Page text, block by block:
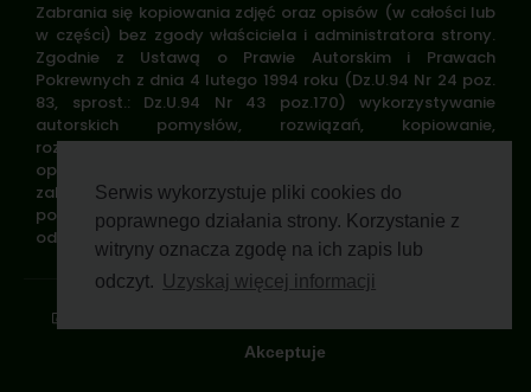
Serwis wykorzystuje pliki cookies do
poprawnego działania strony. Korzystanie z
witryny oznacza zgodę na ich zapis lub
odczyt.
Uzyskaj więcej informacji
Akceptuje
Zabrania się kopiowania zdjęć oraz opisów (w całości lub
w części) bez zgody właściciela i administratora strony.
Zgodnie z Ustawą o Prawie Autorskim i Prawach
Pokrewnych z dnia 4 lutego 1994 roku (Dz.U.94 Nr 24 poz.
83, sprost.: Dz.U.94 Nr 43 poz.170) wykorzystywanie
autorskich pomysłów, rozwiązań, kopiowanie,
rozpowszechnianie zdjęć, fragmentów grafiki, tekstów
opisów w celach zarobkowych, bez zezwolenia autora jest
zabronione i stanowi naruszenie praw autorskich oraz
podlega karze. Znaki towarowe i graficzne są własnością
odpowiednich firm i/lub instytucji.
© 2026 Polski Związek Łowiecki. All rights reserved
Wsparcie GWP Wirtualnie